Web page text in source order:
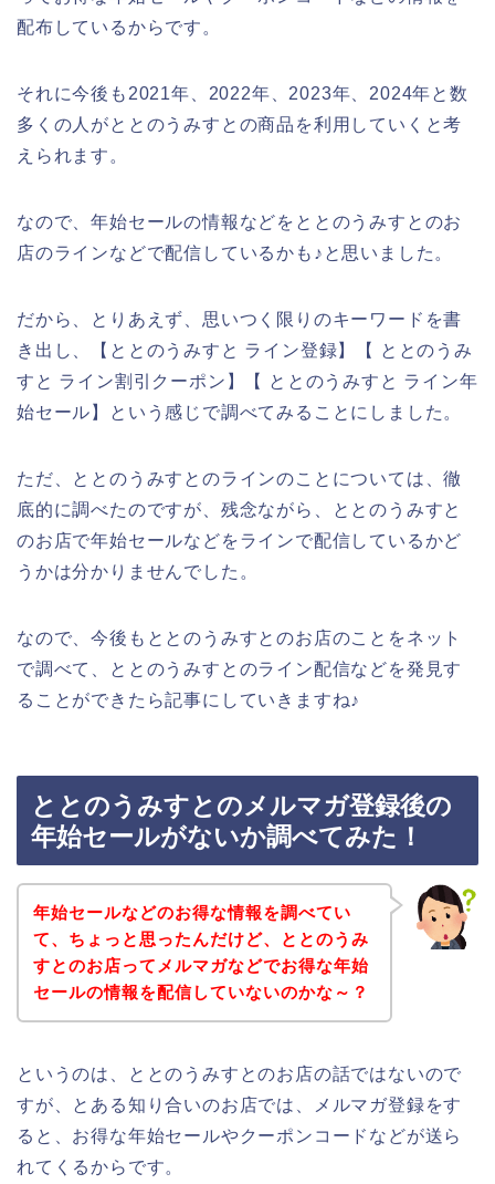
配布しているからです。
それに今後も2021年、2022年、2023年、2024年と数
多くの人がととのうみすとの商品を利用していくと考
えられます。
なので、年始セールの情報などをととのうみすとのお
店のラインなどで配信しているかも♪と思いました。
だから、とりあえず、思いつく限りのキーワードを書
き出し、【ととのうみすと ライン登録】【 ととのうみ
すと ライン割引クーポン】【 ととのうみすと ライン年
始セール】という感じで調べてみることにしました。
ただ、ととのうみすとのラインのことについては、徹
底的に調べたのですが、残念ながら、ととのうみすと
のお店で年始セールなどをラインで配信しているかど
うかは分かりませんでした。
なので、今後もととのうみすとのお店のことをネット
で調べて、ととのうみすとのライン配信などを発見す
ることができたら記事にしていきますね♪
ととのうみすとのメルマガ登録後の
年始セールがないか調べてみた！
年始セールなどのお得な情報を調べてい
て、ちょっと思ったんだけど、ととのうみ
すとのお店ってメルマガなどでお得な年始
セールの情報を配信していないのかな～？
というのは、ととのうみすとのお店の話ではないので
すが、とある知り合いのお店では、メルマガ登録をす
ると、お得な年始セールやクーポンコードなどが送ら
れてくるからです。